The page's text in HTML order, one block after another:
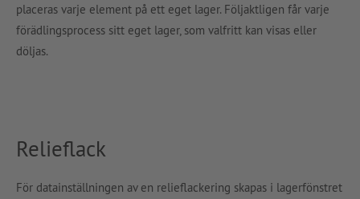
placeras varje element på ett eget lager. Följaktligen får varje
förädlingsprocess sitt eget lager, som valfritt kan visas eller
döljas.
Relieflack
För datainställningen av en relieflackering skapas i lagerfönstret